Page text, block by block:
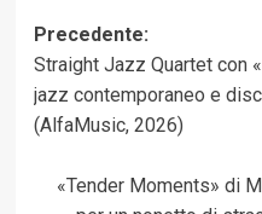
Navigazione
articolo
Precedente:
Straight Jazz Quartet con
jazz contemporaneo e
(AlfaMusic, 2026)
«Tender Moments» di